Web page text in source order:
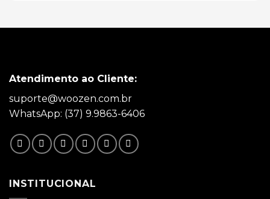
Atendimento ao Cliente:
suporte@woozen.com.br
WhatsApp: (37) 9.9863-6406
INSTITUCIONAL